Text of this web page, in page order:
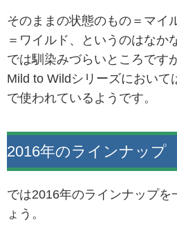
そのままの状態のもの＝マイ
＝ワイルド、というのはなか
では馴染みづらいところです
Mild to Wildシリーズにおいて
で使われているようです。
2016年のラインナップ
では2016年のラインナップを
ょう。